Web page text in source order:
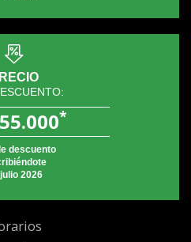
*
descuento
2026